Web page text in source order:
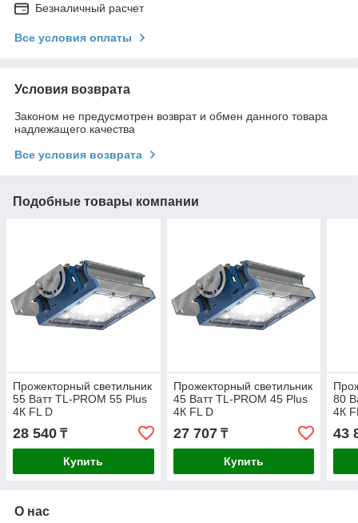
Безналичный расчет
Все условия оплаты
Условия возврата
Законом не предусмотрен возврат и обмен данного товара
надлежащего качества
Все условия возврата
Подобные товары компании
Прожекторный светильник
55 Ватт TL-PROM 55 Plus
4К FL D
28 540 ₸
Купить
Прожекторный светильник
45 Ватт TL-PROM 45 Plus
4К FL D
27 707₸
Купить
80
4К
43
О нас